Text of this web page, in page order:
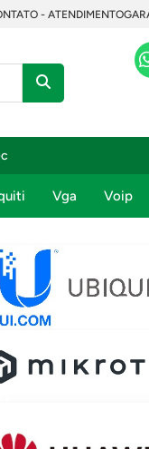
- ATENDIMENTO
Vga Voip